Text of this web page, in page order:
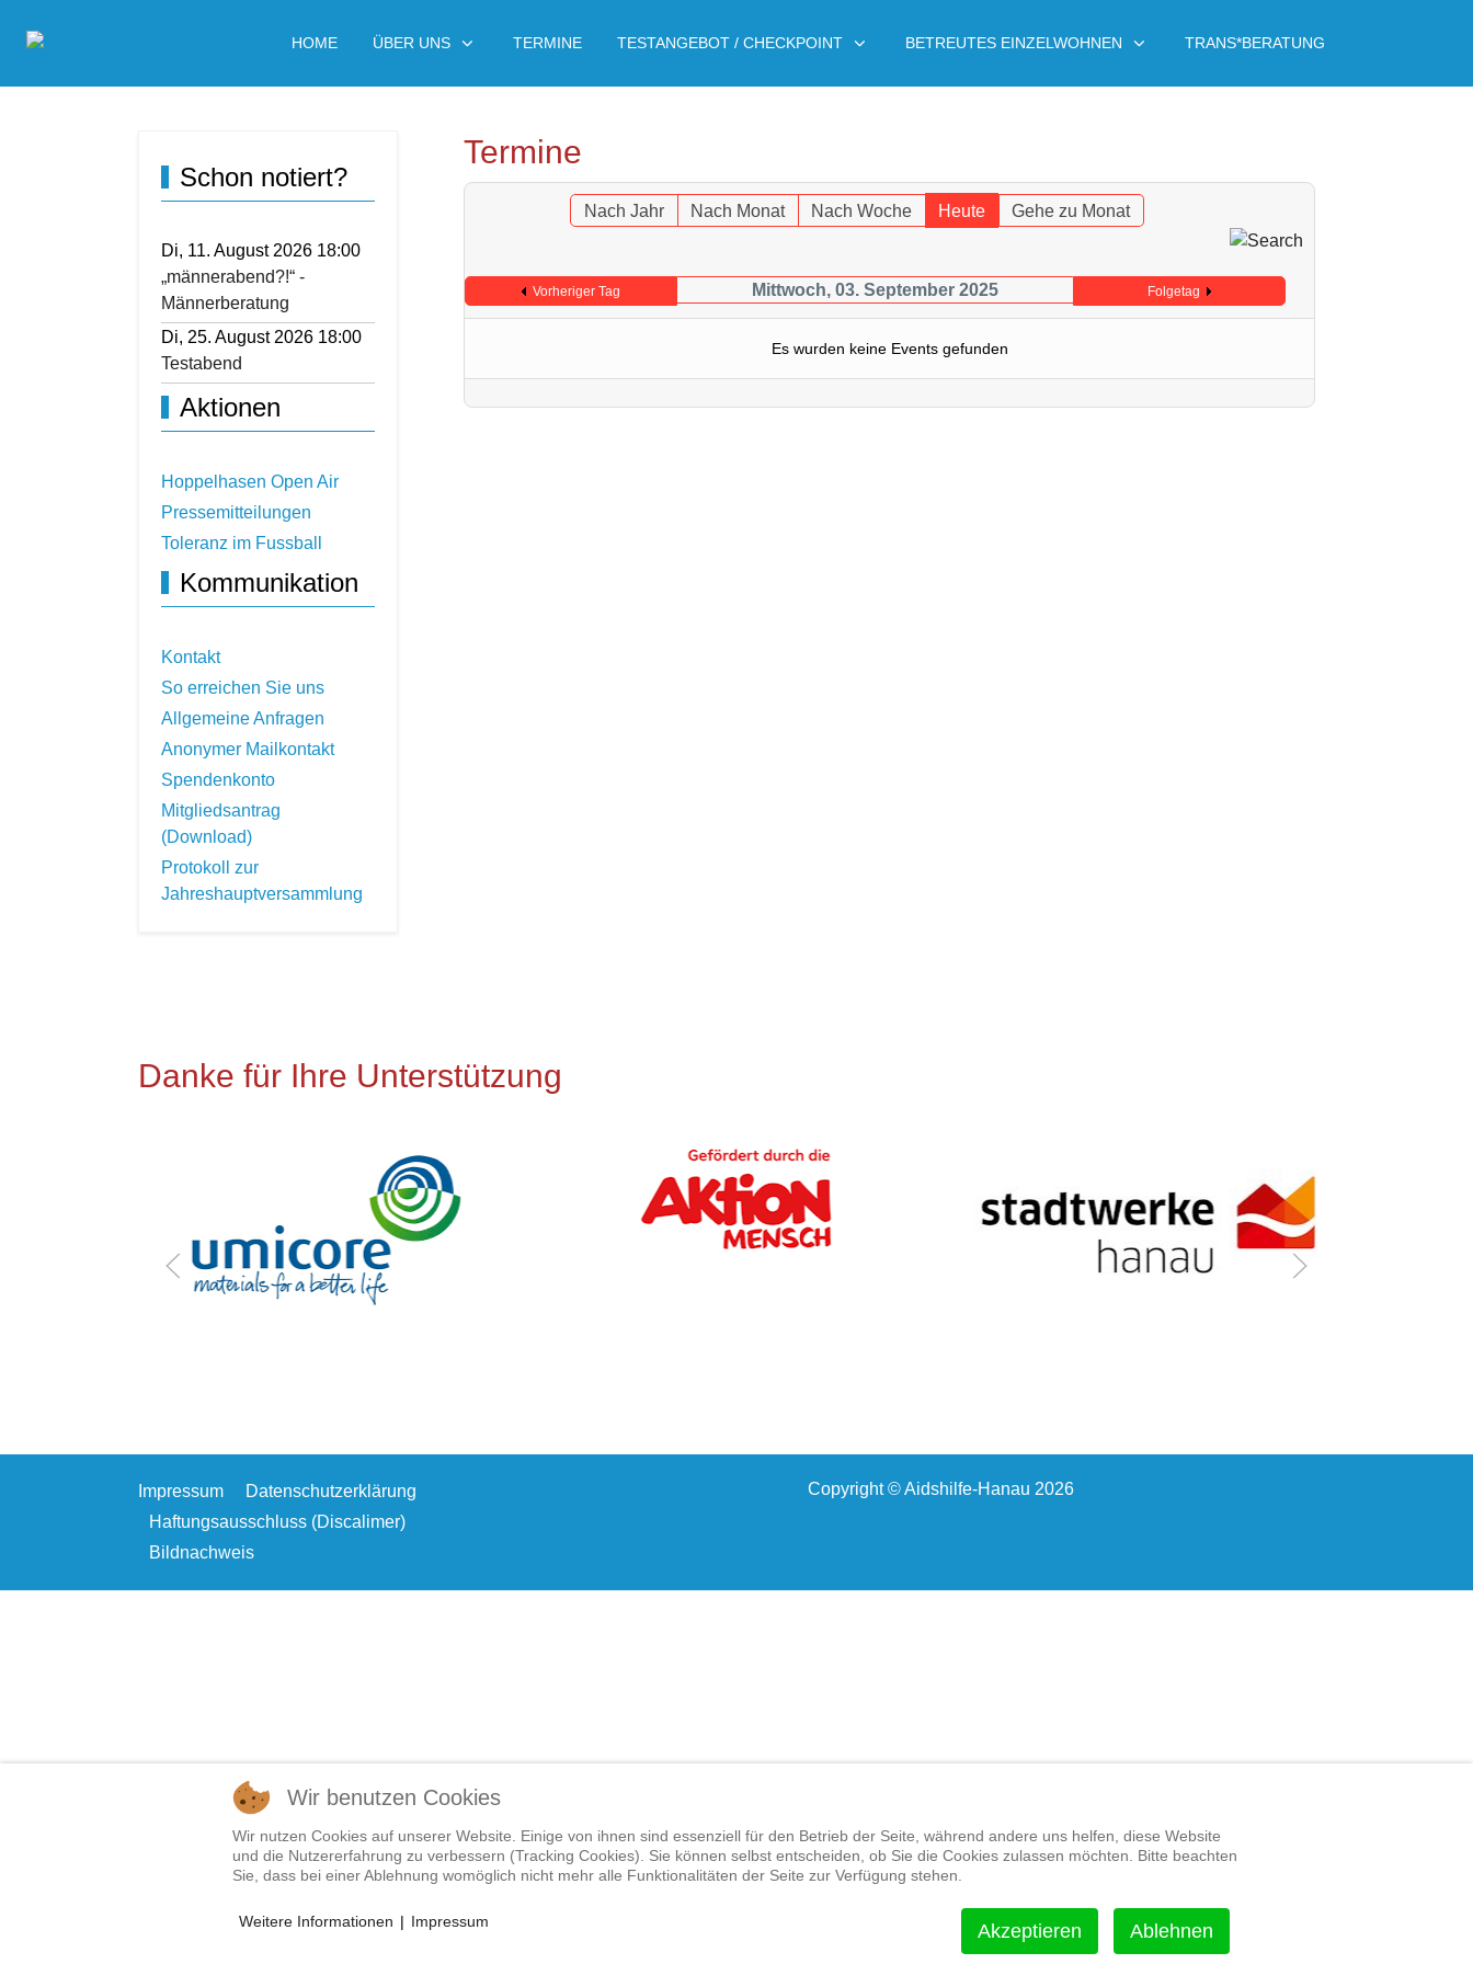
HOME ÜBER UNS TERMINE TESTANGEBOT / CHECKPOINT BETREUTES EINZELWOHNEN TRANS*BERATUNG
Schon notiert?
Di, 11. August 2026 18:00
„männerabend?!“ -
Männerberatung
Di, 25. August 2026 18:00
Testabend
Aktionen
Hoppelhasen Open Air
Pressemitteilungen
Toleranz im Fussball
Kommunikation
Kontakt
So erreichen Sie uns
Allgemeine Anfragen
Anonymer Mailkontakt
Spendenkonto
Mitgliedsantrag
(Download)
Protokoll zur
Jahreshauptversammlung
Termine
Nach Jahr Nach Monat Nach Woche Heute Gehe zu Monat
Vorheriger Tag Mittwoch, 03. September 2025 Folgetag
Es wurden keine Events gefunden
Danke für Ihre Unterstützung
Impressum
Datenschutzerklärung
Haftungsausschluss (Discalimer)
Bildnachweis
Copyright © Aidshilfe-Hanau 2026
Wir benutzen Cookies
Wir nutzen Cookies auf unserer Website. Einige von ihnen sind essenziell für den Betrieb der Seite, während andere uns helfen, diese Website
und die Nutzererfahrung zu verbessern (Tracking Cookies). Sie können selbst entscheiden, ob Sie die Cookies zulassen möchten. Bitte beachten
Sie, dass bei einer Ablehnung womöglich nicht mehr alle Funktionalitäten der Seite zur Verfügung stehen.
Akzeptieren Ablehnen
Weitere Informationen | Impressum